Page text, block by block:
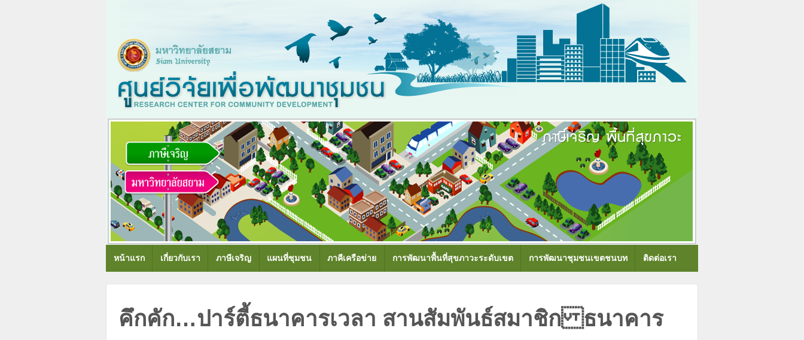
หน้าแรก เกี่ยวกับเรา ภาษีเจริญ แผนที่ชุมชน ภาคีเครือข่าย การพัฒนาพื้นที่สุขภาวะระดับเขต การพัฒนาชุมชนเขตชนบท ติดต่อเรา
คึกคัก…ปาร์ตี้ธนาคารเวลา สานสัมพันธ์สมาชิก ธนาคาร